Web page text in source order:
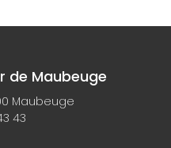
de Maubeuge
Maubeuge
43